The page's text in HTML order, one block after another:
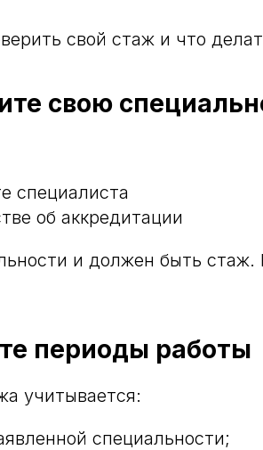
свой стаж и что
свою
специалиста
об аккредитации
и должен быть стаж.
периоды работы
учитывается:
специальности;